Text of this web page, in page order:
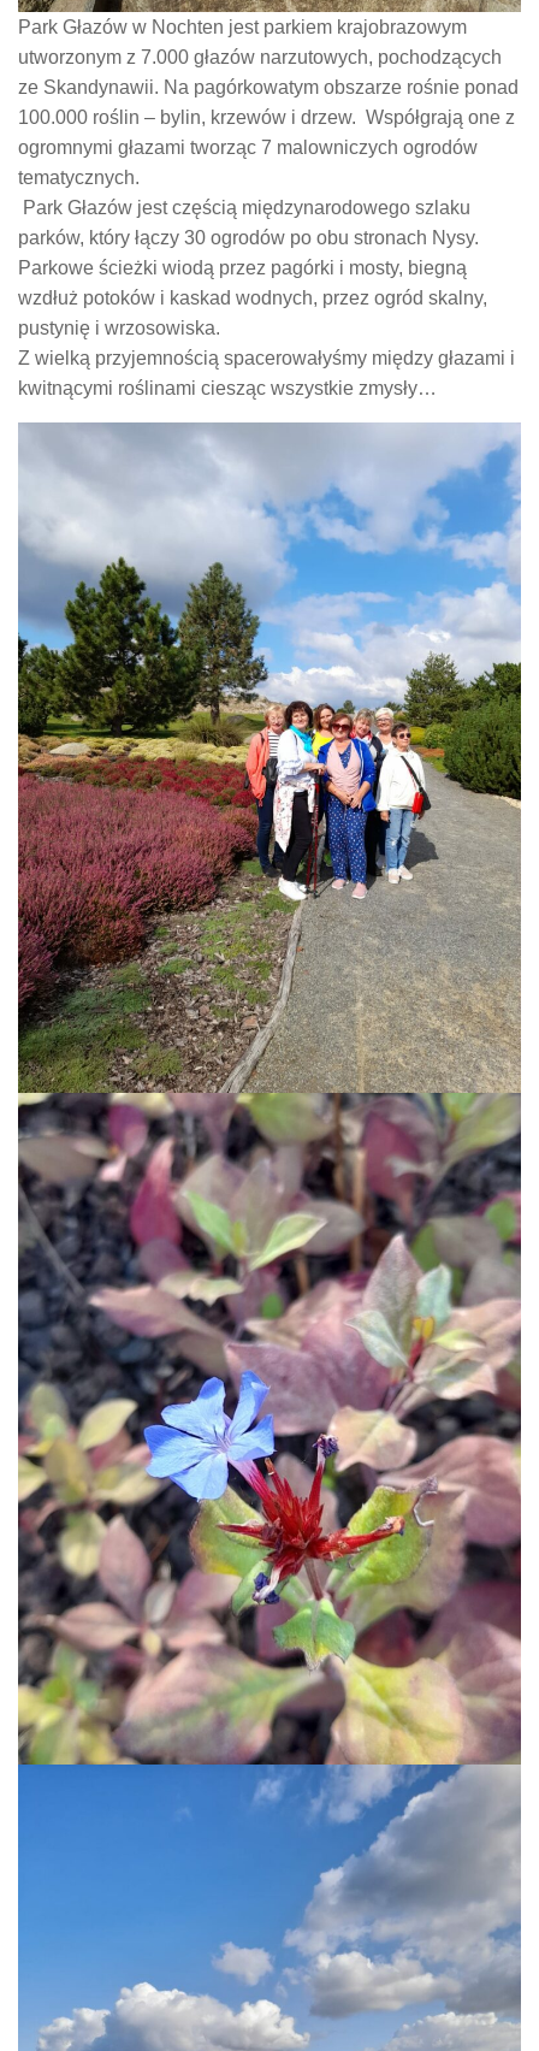
Park Głazów w Nochten jest parkiem krajobrazowym
utworzonym z 7.000 głazów narzutowych, pochodzących
ze Skandynawii. Na pagórkowatym obszarze rośnie ponad
100.000 roślin – bylin, krzewów i drzew. Współgrają one z
ogromnymi głazami tworząc 7 malowniczych ogrodów
tematycznych.
Park Głazów jest częścią międzynarodowego szlaku
parków, który łączy 30 ogrodów po obu stronach Nysy.
Parkowe ścieżki wiodą przez pagórki i mosty, biegną
wzdłuż potoków i kaskad wodnych, przez ogród skalny,
pustynię i wrzosowiska.
Z wielką przyjemnością spacerowałyśmy między głazami i
kwitnącymi roślinami ciesząc wszystkie zmysły…